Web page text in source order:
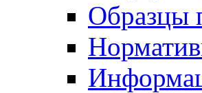
Образцы